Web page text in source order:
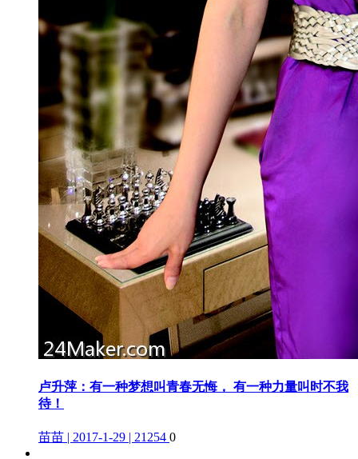
卢升萍：有一种梦想叫青春无悔， 有一种力量叫时不我
待！
苗苗 | 2017-1-29 | 21254 0